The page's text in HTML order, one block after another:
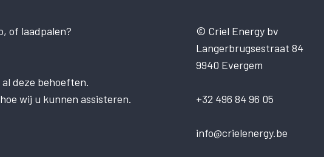
of laadpalen?
deze behoeften.
wij u kunnen assisteren.
© Criel Energy bv
Langerbrugsestraat 84
9940 Evergem
+32 496 84 96 05
info@crielenergy.be